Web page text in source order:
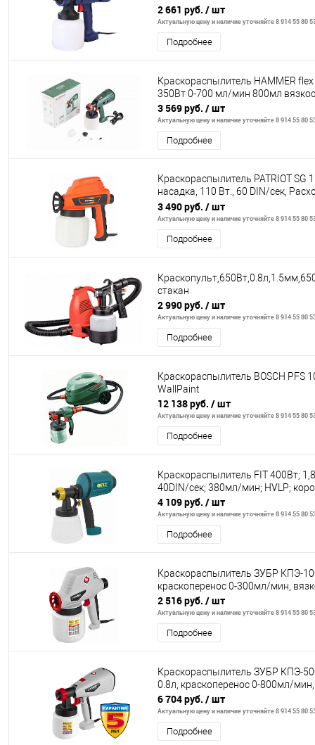
2 661 руб. / шт
Актуальную цену и наличие уточняйте 8 914 55 80
Подробнее
Краскораспылитель HAMMER
350Вт 0-700 мл/мин 800мл
3 569 руб. / шт
Актуальную цену и наличие уточняйте 8 914 55 80
Подробнее
Краскораспылитель PATRIOT SG
насадка, 110 Вт., 60 DIN/сек,
мин. Ре
3 490 руб. / шт
Актуальную цену и наличие уточняйте 8 914 55 80
Подробнее
стакан
2 990 руб. / шт
Актуальную цену и наличие уточняйте 8 914 55 80
Подробнее
Краскораспылитель BOSCH PFS
WallPaint
12 138 руб. / шт
Актуальную цену и наличие уточняйте 8 914 55 80
Подробнее
Краскораспылитель FIT 400Вт;
40DIN/сек; 380мл/мин; HVLP;
4 109 руб. / шт
Актуальную цену и наличие уточняйте 8 914 55 80
Подробнее
Краскораспылитель ЗУБР КПЭ-
краскоперенос 0-300мл/мин,
2 516 руб. / шт
Актуальную цену и наличие уточняйте 8 914 55 80
Подробнее
Краскораспылитель ЗУБР КПЭ-
0.8л, краскоперенос 0-800мл/
6 704 руб. / шт
Актуальную цену и наличие уточняйте 8 914 55 80
Подробнее